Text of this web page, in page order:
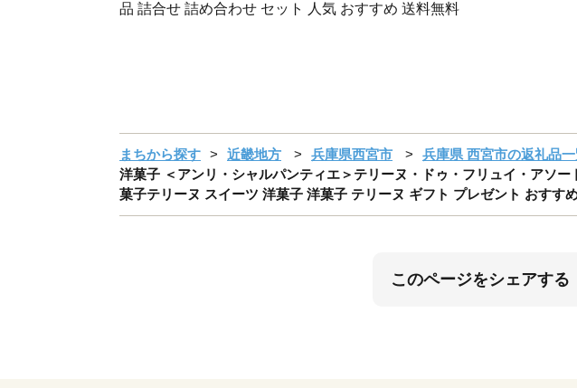
品 詰合せ 詰め合わせ セット 人気 おすすめ 送料無料
まちから探す 近畿地方 兵庫県西宮市
兵庫県 西宮市の返礼品
洋菓子 ＜アンリ・シャルパンティエ＞テリーヌ・ドゥ・フリュイ・アソ
菓子テリーヌ スイーツ 洋菓子 洋菓子 テリーヌ ギフト プレゼント おすす
このページをシェアする